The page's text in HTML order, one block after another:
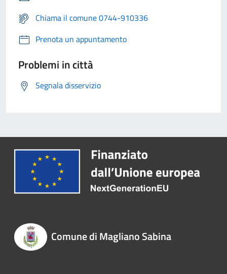
Chiama il comune 0744-910336
Prenota un appuntamento
Problemi in città
Segnala disservizio
Comune di Magliano Sabina